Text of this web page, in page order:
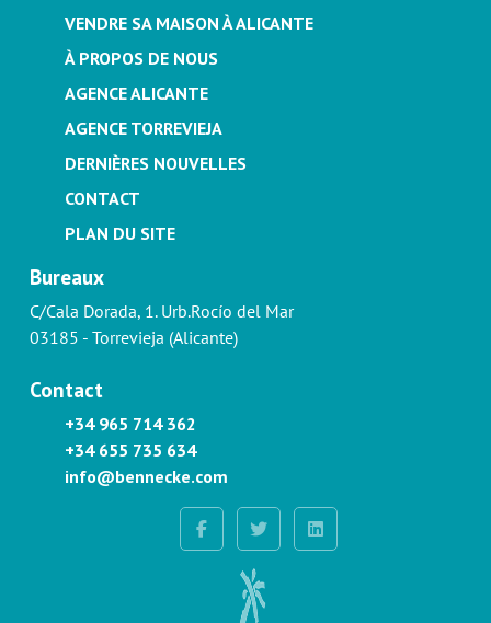
VENDRE SA MAISON À ALICANTE
À PROPOS DE NOUS
AGENCE ALICANTE
AGENCE TORREVIEJA
DERNIÈRES NOUVELLES
CONTACT
PLAN DU SITE
Bureaux
C/Cala Dorada, 1. Urb.Rocío del Mar
03185 - Torrevieja (Alicante)
Contact
+34 965 714 362
+34 655 735 634
info@bennecke.com